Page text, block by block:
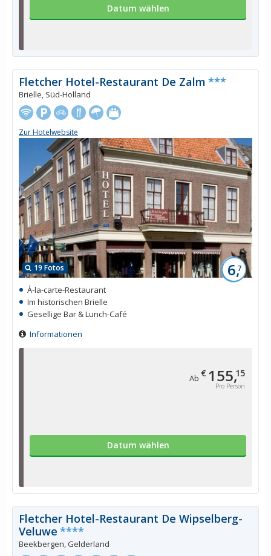
Datum wählen
Ab € 155,15
Pro Person
Datum wählen
19 Fotos 6,7
Fletcher Hotel-Restaurant De Zalm ***
Brielle, Süd-Holland
Zur Hotelwebsite
À-la-carte-Restaurant
Im historischen Brielle
Gesellige Bar & Lunch-Café
Informationen
Fletcher Hotel-Restaurant De Wipselberg-
Veluwe ****
Beekbergen, Gelderland